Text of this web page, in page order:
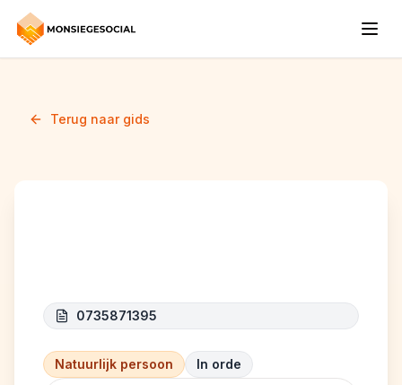
Terug naar gids
0735871395
Natuurlijk persoon
In orde